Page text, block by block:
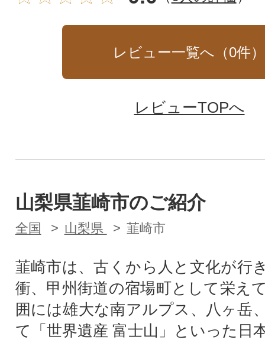
レビュー一覧へ（0件）
レビューTOPへ
山梨県韮崎市のご紹介
全国 山梨県 韮崎市
韮崎市は、古くから人と文化が行
衝、甲州街道の宿場町として栄え
囲には雄大な南アルプス、八ヶ岳
て「世界遺産 富士山」といった日